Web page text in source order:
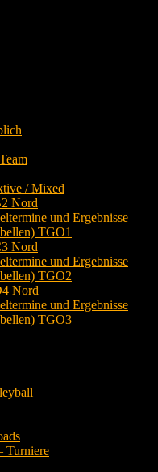
/ Mixed
Nord
und Ergebnisse
TGO1
Nord
und Ergebnisse
TGO2
Nord
und Ergebnisse
TGO3
Turniere